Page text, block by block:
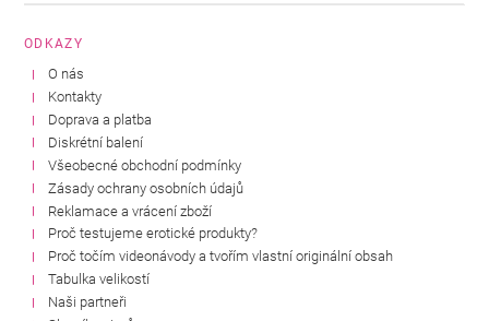
ODKAZY
O nás
Kontakty
Doprava a platba
Diskrétní balení
Všeobecné obchodní podmínky
Zásady ochrany osobních údajů
Reklamace a vrácení zboží
Proč testujeme erotické produkty?
Proč točím videonávody a tvořím vlastní originální obsah
Tabulka velikostí
Naši partneři